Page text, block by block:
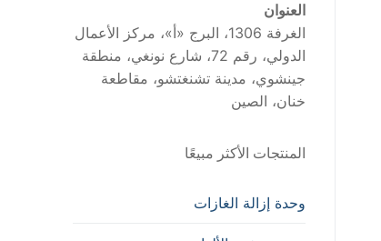
العنوان
الغرفة 1306، البرج «أ»، مركز الأعمال
الدولي، رقم 72، شارع نونغي، منطقة
جينشوي، مدينة تشنغتشو، مقاطعة
خنان، الصين
المنتجات الأكثر مبيعًا
وحدة إزالة الغازات